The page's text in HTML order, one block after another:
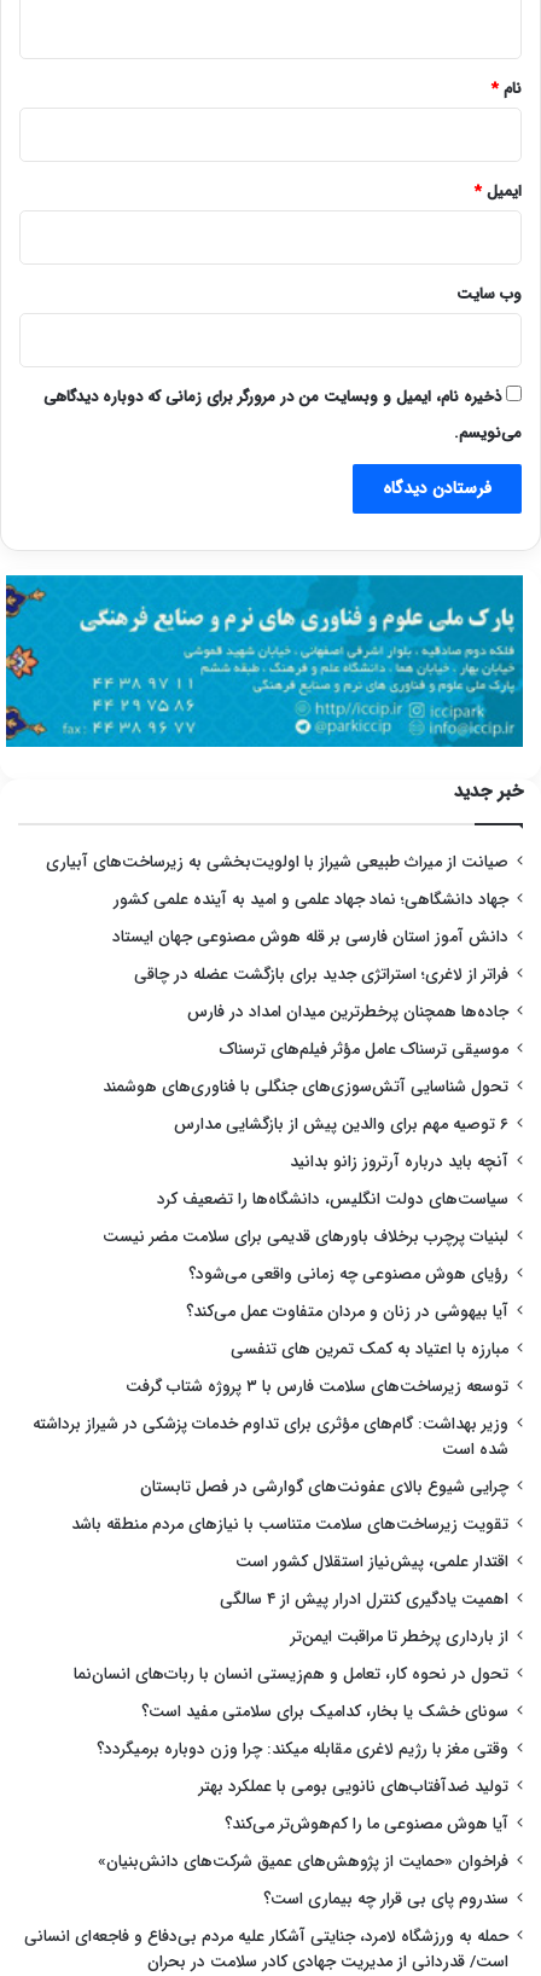
نام*
ایمیل*
وب‌ سایت
ذخیره نام، ایمیل و وبسایت من در مرورگر برای زمانی که دوباره دیدگاهی
می‌نویسم.
خبر جدید
صیانت از میراث طبیعی شیراز با اولویت‌بخشی به زیرساخت‌های آبیاری
جهاد دانشگاهی؛ نماد جهاد علمی و امید به آینده علمی کشور
دانش آموز استان فارسی بر قله هوش مصنوعی جهان ایستاد
فراتر از لاغری؛ استراتژی جدید برای بازگشت عضله در چاقی
جاده‌ها همچنان پرخطرترین میدان امداد در فارس
موسیقی ترسناک عامل مؤثر فیلم‌های ترسناک
تحول شناسایی آتش‌سوزی‌های جنگلی با فناوری‌های هوشمند
۶ توصیه مهم برای والدین پیش از بازگشایی مدارس
آنچه باید درباره آرتروز زانو بدانید
سیاست‌های دولت انگلیس، دانشگاه‌ها را تضعیف کرد
لبنیات پرچرب برخلاف باورهای قدیمی برای سلامت مضر نیست
رؤیای هوش مصنوعی چه زمانی واقعی می‌شود؟
آیا بیهوشی در زنان و مردان متفاوت عمل می‌کند؟
مبارزه با اعتیاد به کمک تمرین های تنفسی
توسعه زیرساخت‌های سلامت فارس با ۳ پروژه شتاب گرفت
وزیر بهداشت: گام‌های مؤثری برای تداوم خدمات پزشکی در شیراز برداشته
شده است
چرایی شیوع بالای عفونت‌های گوارشی در فصل تابستان
تقویت زیرساخت‌های سلامت متناسب با نیازهای مردم منطقه باشد
اقتدار علمی، پیش‌نیاز استقلال کشور است
اهمیت یادگیری کنترل ادرار پیش از ۴ سالگی
از بارداری پرخطر تا مراقبت ایمن‌تر
تحول در نحوه کار، تعامل و هم‌زیستی انسان با ربات‌های انسان‌نما
سونای خشک یا بخار، کدامیک برای سلامتی مفید است؟
وقتی مغز با رژیم لاغری مقابله میکند: چرا وزن دوباره برمیگردد؟
تولید ضدآفتاب‌های نانویی بومی با عملکرد بهتر
آیا هوش مصنوعی ما را کم‌هوش‌تر می‌کند؟
فراخوان «حمایت از پژوهش‌های عمیق شرکت‌های دانش‌بنیان»
سندروم پای بی قرار چه بیماری است؟
حمله به ورزشگاه لامرد، جنایتی آشکار علیه مردم بی‌دفاع و فاجعه‌ای انسانی
است/ قدردانی از مدیریت جهادی کادر سلامت در بحران